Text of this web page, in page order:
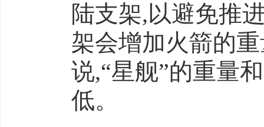
陆支架,以避免推
架会增加火箭的
说,“星舰”的重量
低。